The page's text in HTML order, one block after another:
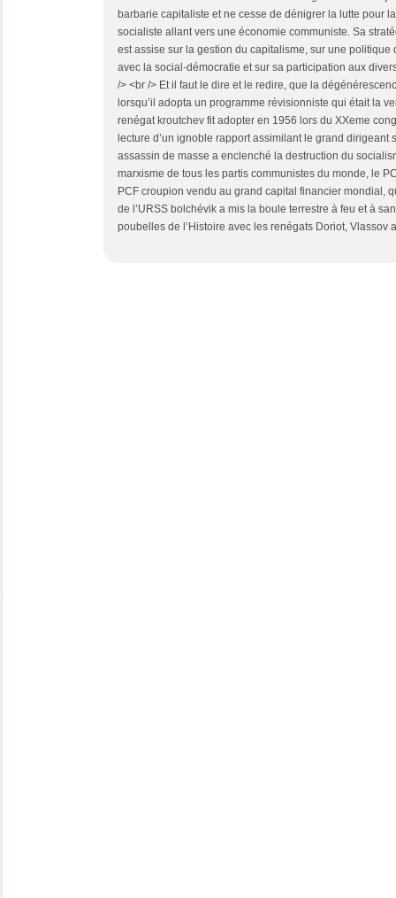
barbarie capitaliste et ne cesse de dénigrer la lutte pour
socialiste allant vers une économie communiste. Sa
est assise sur la gestion du capitalisme, sur une politique
avec la social-démocratie et sur sa participation aux
/> <br /> Et il faut le dire et le redire, que la
lorsqu’il adopta un programme révisionniste qui était la
renégat kroutchev fit adopter en 1956 lors du XXeme
lecture d’un ignoble rapport assimilant le grand dirigeant
assassin de masse a enclenché la destruction du
marxisme de tous les partis communistes du monde, le
PCF croupion vendu au grand capital financier mondial,
de l’URSS bolchévik a mis la boule terrestre à feu et à
poubelles de l’Histoire avec les renégats Doriot, Vlassov